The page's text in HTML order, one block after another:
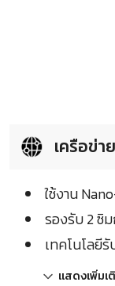
เครือข่
ใช้งาน
รองรับ 2 ซิ
เทคโนโลยี
แสดงเพิ่มเ